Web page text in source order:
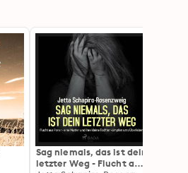
Sag niemals, das ist dein
letzter Weg - Flucht aus